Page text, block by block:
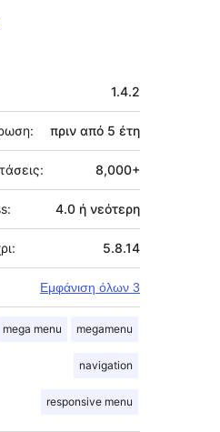
1.4.2
πριν από 5 έτη
8,000+
4.0 ή νεότερη
5.8.14
Εμφάνιση όλων 3
mega menu megamenu
navigation
responsive menu